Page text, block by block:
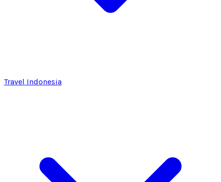
Travel Indonesia